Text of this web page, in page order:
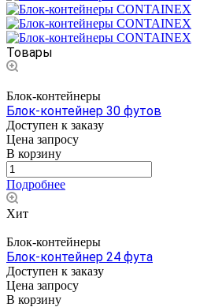
Товары
Блок-контейнеры
Блок-контейнер 30 футов
Доступен к заказу
Цена запросу
В корзину
Подробнее
Хит
Блок-контейнеры
Блок-контейнер 24 фута
Доступен к заказу
Цена запросу
В корзину